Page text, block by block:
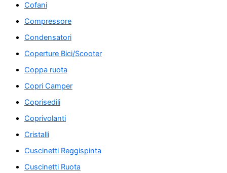
Cofani
Compressore
Condensatori
Coperture Bici/Scooter
Coppa ruota
Copri Camper
Coprisedili
Coprivolanti
Cristalli
Cuscinetti Reggispinta
Cuscinetti Ruota